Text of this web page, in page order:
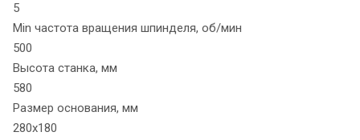
5
Min частота вращения шпинделя, об/мин
500
Высота станка, мм
580
Размер основания, мм
280х180